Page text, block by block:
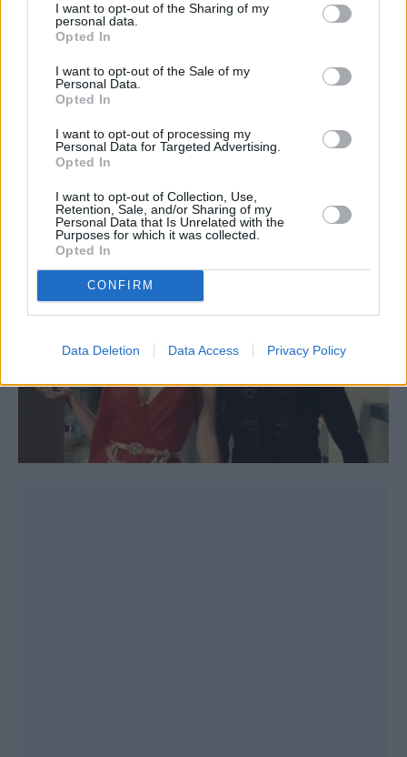
I want to opt-out of the Sharing of my
personal data.
Opted In
I want to opt-out of the Sale of my
Personal Data.
Opted In
I want to opt-out of processing my
Personal Data for Targeted Advertising.
Opted In
I want to opt-out of Collection, Use,
Retention, Sale, and/or Sharing of my
Personal Data that Is Unrelated with the
Purposes for which it was collected.
Opted In
CONFIRM
Data Deletion Data Access Privacy Policy
Η άλλη σημαντική αντίπαλος της Δελούτση
της οποίας η υποψηφιότητα αρχικά είχε γίνει
αποδεκτή από την επιτροπή της εφημερίδας
«Απογευματινή» που διοργάνωνε την βραδιά,
αλλά αργότερα κρίθηκε ότι δεν θα έπρεπε να
διεκδικήσει το στέμμα αφού ήταν ήδη
καταξιωμένη στο εγχώριο σταρ σίστεμ.